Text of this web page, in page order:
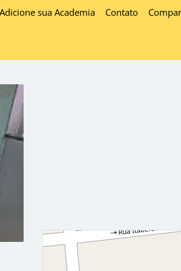
Adicione sua Academia Contato